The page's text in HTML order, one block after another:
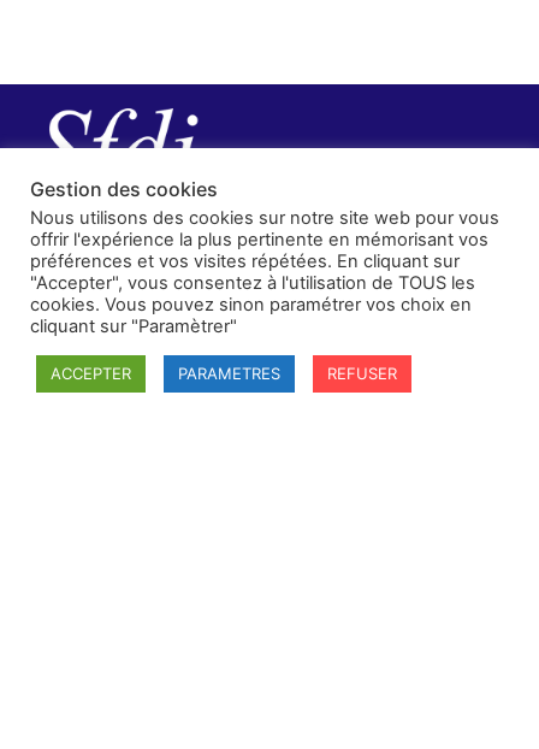
SFDI
Gestion des cookies
Nous utilisons des cookies sur notre site web pour vous
offrir l'expérience la plus pertinente en mémorisant vos
préférences et vos visites répétées. En cliquant sur
"Accepter", vous consentez à l'utilisation de TOUS les
cookies. Vous pouvez sinon paramétrer vos choix en
cliquant sur "Paramètrer"
ACCEPTER PARAMETRES REFUSER